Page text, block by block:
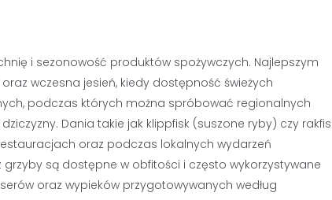
i sezonowość produktów spożywczych. Najlepszym
wczesna jesień, kiedy dostępność świeżych
podczas których można spróbować regionalnych
Dania takie jak klippfisk (suszone ryby) czy
oraz podczas lokalnych wydarzeń
są dostępne w obfitości i często wykorzystywane
oraz wypieków przygotowywanych według